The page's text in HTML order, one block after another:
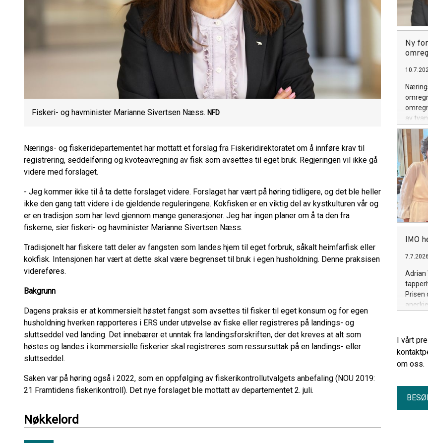
Fiskeri- og havminister Marianne Sivertsen Næss. NFD
Nærings- og fiskeridepartementet har mottatt et forslag fra Fiskeridirektoratet om å innføre krav til
registrering, seddelføring og kvoteavregning av fisk som avsettes til eget bruk. Regjeringen vil ikke gå
videre med forslaget.
- Jeg kommer ikke til å ta dette forslaget videre. Forslaget har vært på høring tidligere, og det ble heller
ikke den gang tatt videre i de gjeldende reguleringene. Kokfisken er en viktig del av kystkulturen vår og
er en tradisjon som har levd gjennom mange generasjoner. Jeg har ingen planer om å ta den fra
fiskerne, sier fiskeri- og havminister Marianne Sivertsen Næss.
Tradisjonelt har fiskere tatt deler av fangsten som landes hjem til eget forbruk, såkalt heimfarfisk eller
kokfisk. Intensjonen har vært at dette skal være begrenset til bruk i egen husholdning. Denne praksisen
videreføres.
Bakgrunn
Dagens praksis er at kommersielt høstet fangst som avsettes til fisker til eget konsum og for egen
husholdning hverken rapporteres i ERS under utøvelse av fiske eller registreres på landings- og
sluttseddel ved landing. Det innebærer et unntak fra landingsforskriften, der det kreves at alt som
høstes og landes i kommersielle fiskerier skal registreres som ressursuttak på en landings- eller
sluttseddel.
Saken var på høring også i 2022, som en oppfølging av fiskerikontrollutvalgets anbefaling (NOU 2019:
21 Framtidens fiskerikontroll). Det nye forslaget ble mottatt av departementet 2. juli.
Nøkkelord
Ny
av
IMO
Adrian
Prisen
I vårt
om oss.